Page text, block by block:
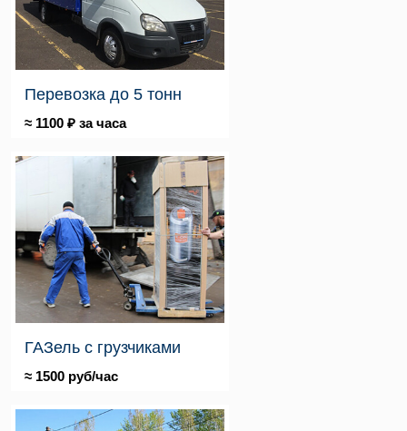
Перевозка до 5 тонн
≈ 1100 ₽ за часа
ГАЗель с грузчиками
≈ 1500 руб/час